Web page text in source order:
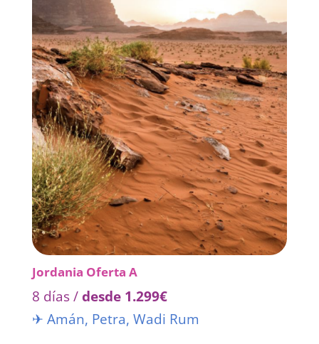
Jordania Oferta A
8 días /desde 1.299€
✈ Amán, Petra, Wadi Rum